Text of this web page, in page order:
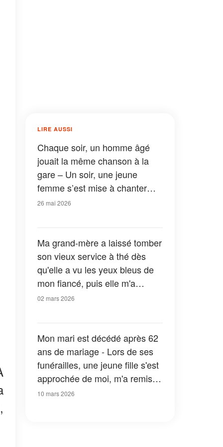
LIRE AUSSI
Chaque soir, un homme âgé
jouait la même chanson à la
gare – Un soir, une jeune
femme s’est mise à chanter
avec lui
26 mai 2026
Ma grand-mère a laissé tomber
son vieux service à thé dès
qu'elle a vu les yeux bleus de
mon fiancé, puis elle m'a
montré son visage dans un
02 mars 2026
Mon mari est décédé après 62
ans de mariage - Lors de ses
funérailles, une jeune fille s'est
approchée de moi, m'a remis
une enveloppe et m'a dit : « Il
10 mars 2026